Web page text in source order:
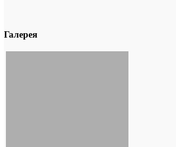
Галерея